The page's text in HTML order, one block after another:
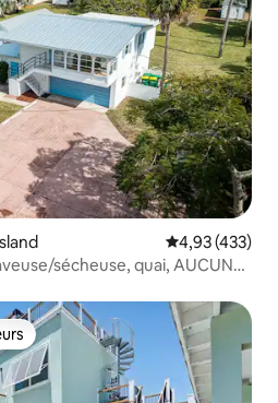
Note
4,93 (433)
sécheuse, quai, AUCUNE
les plus aimés